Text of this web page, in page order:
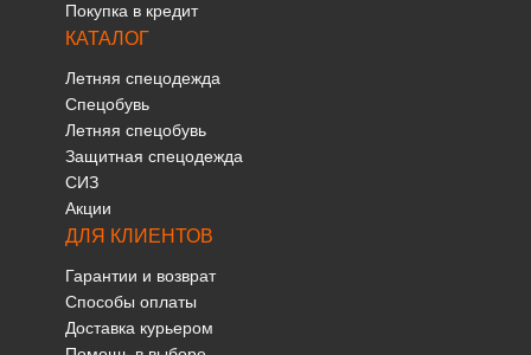
Покупка в кредит
КАТАЛОГ
Летняя спецодежда
Спецобувь
Летняя спецобувь
Защитная спецодежда
СИЗ
Акции
ДЛЯ КЛИЕНТОВ
Гарантии и возврат
Способы оплаты
Доставка курьером